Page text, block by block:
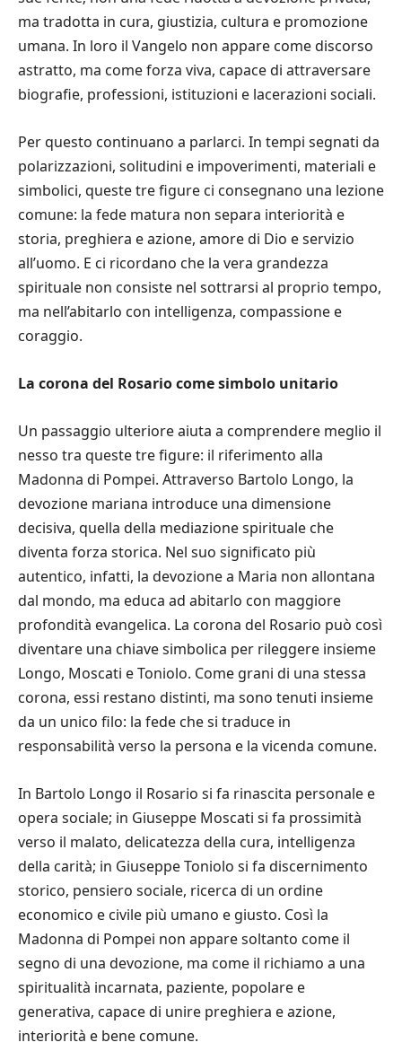
ma tradotta in cura, giustizia, cultura e promozione
umana. In loro il Vangelo non appare come discorso
astratto, ma come forza viva, capace di attraversare
biografie, professioni, istituzioni e lacerazioni sociali.
Per questo continuano a parlarci. In tempi segnati da
polarizzazioni, solitudini e impoverimenti, materiali e
simbolici, queste tre figure ci consegnano una lezione
comune: la fede matura non separa interiorità e
storia, preghiera e azione, amore di Dio e servizio
all’uomo. E ci ricordano che la vera grandezza
spirituale non consiste nel sottrarsi al proprio tempo,
ma nell’abitarlo con intelligenza, compassione e
coraggio.
La corona del Rosario come simbolo unitario
Un passaggio ulteriore aiuta a comprendere meglio il
nesso tra queste tre figure: il riferimento alla
Madonna di Pompei. Attraverso Bartolo Longo, la
devozione mariana introduce una dimensione
decisiva, quella della mediazione spirituale che
diventa forza storica. Nel suo significato più
autentico, infatti, la devozione a Maria non allontana
dal mondo, ma educa ad abitarlo con maggiore
profondità evangelica. La corona del Rosario può così
diventare una chiave simbolica per rileggere insieme
Longo, Moscati e Toniolo. Come grani di una stessa
corona, essi restano distinti, ma sono tenuti insieme
da un unico filo: la fede che si traduce in
responsabilità verso la persona e la vicenda comune.
In Bartolo Longo il Rosario si fa rinascita personale e
opera sociale; in Giuseppe Moscati si fa prossimità
verso il malato, delicatezza della cura, intelligenza
della carità; in Giuseppe Toniolo si fa discernimento
storico, pensiero sociale, ricerca di un ordine
economico e civile più umano e giusto. Così la
Madonna di Pompei non appare soltanto come il
segno di una devozione, ma come il richiamo a una
spiritualità incarnata, paziente, popolare e
generativa, capace di unire preghiera e azione,
interiorità e bene comune.